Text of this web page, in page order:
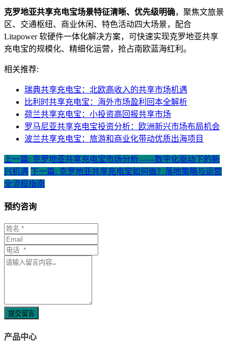
克罗地亚共享充电宝场景特征清晰、优先级明确，聚焦文旅景
区、交通枢纽、商业休闲、特色活动四大场景，配合
Litapower 软硬件一体化解决方案，可快速实现克罗地亚共享
充电宝的规模化、精细化运营，抢占南欧蓝海红利。
相关推荐:
瑞典共享充电宝：北欧高收入的共享市场机遇
比利时共享充电宝：海外市场盈利回本全解析
荷兰共享充电宝：小投资高回报共享市场
罗马尼亚共享充电宝投资分析：欧洲新兴市场布局机会
波兰共享充电宝：旅游和商业化带动优质出海项目
上一篇: 克罗地亚共享充电宝市场分析——数字化驱动下的新
兴机遇 下一篇: 克罗地亚共享充电宝如何做？落地策略与运营
全流程指南
预约咨询
提交留言
产品中心